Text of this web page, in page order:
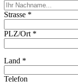
Strasse *
PLZ/Ort *
Land *
Telefon